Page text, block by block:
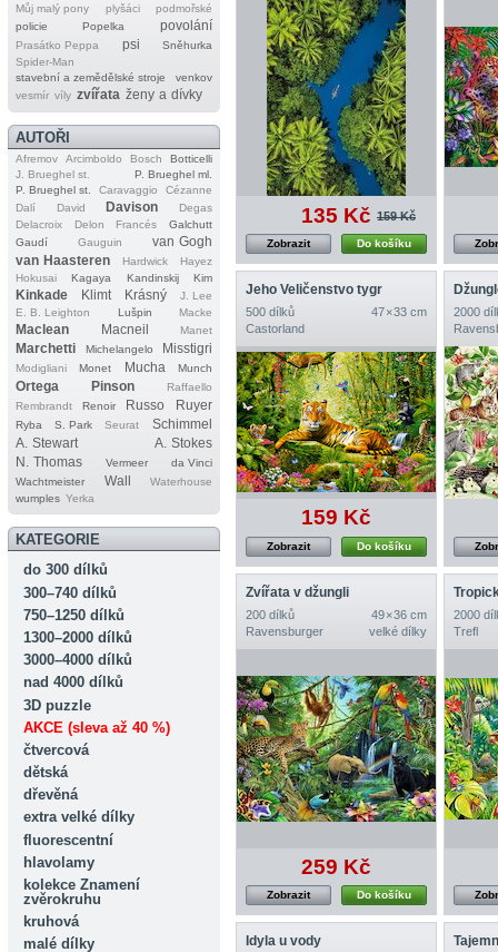
Můj malý pony plyšáci
podmořské
policie
Popelka povolání
Prasátko Peppa psi
Sněhurka
Spider‐Man
stavební a zemědělské stroje
venkov
vesmír víly zvířata ženy a dívky
AUTOŘI
Afremov Arcimboldo Bosch
Botticelli
J. Brueghel st.
P. Brueghel ml.
P. Brueghel st.
Caravaggio
Cézanne
Dalí
David Davison
Degas
Delacroix
Delon Francés
Galchutt
Gaudí
Gauguin
van Gogh
van Haasteren
Hardwick
Hayez
Hokusai
Kagaya Kandinskij Kim
Kinkade Klimt Krásný
J. Lee
E. B. Leighton
Lušpin Macke
Maclean Macneil Manet
Marchetti Michelangelo Misstigri
Modigliani Monet Mucha Munch
Ortega Pinson
Raffaello
Rembrandt
Renoir Russo Ruyer
Ryba S. Park Seurat
Schimmel
A. Stewart
A. Stokes
N. Thomas
Vermeer
da Vinci
Wachtmeister
Wall
Waterhouse
wumples Yerka
KATEGORIE
do 300 dílků
300–740 dílků
750–1250 dílků
1300–2000 dílků
3000–4000 dílků
nad 4000 dílků
3D puzzle
AKCE (sleva až 40 %)
čtvercová
dětská
dřevěná
extra velké dílky
fluorescentní
hlavolamy
kolekce Znamení
zvěrokruhu
kruhová
malé dílky
135 Kč 159 Kč
Do košíku
Zobrazit
Jeho Veličenstvo tygr
500 dílků
47 × 33 cm
Castorland
159 Kč
Do košíku
Zobrazit
2000
Zvířata v džungli
200 dílků
49 × 36 cm
Ravensburger
velké dílky
259 Kč
Do košíku
Zobrazit
2000
Trefl
Idyla u vody